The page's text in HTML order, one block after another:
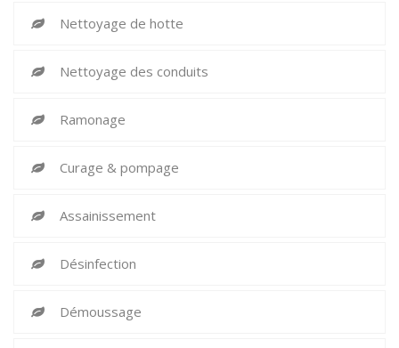
Nettoyage de hotte
Nettoyage des conduits
Ramonage
Curage & pompage
Assainissement
Désinfection
Démoussage